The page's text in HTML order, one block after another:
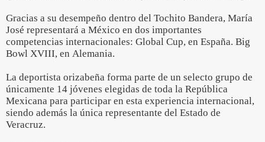
Gracias a su desempeño dentro del Tochito Bandera, María
José representará a México en dos importantes
competencias internacionales: Global Cup, en España. Big
Bowl XVIII, en Alemania.
La deportista orizabeña forma parte de un selecto grupo de
únicamente 14 jóvenes elegidas de toda la República
Mexicana para participar en esta experiencia internacional,
siendo además la única representante del Estado de
Veracruz.